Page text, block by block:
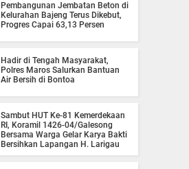
Pembangunan Jembatan Beton di
Kelurahan Bajeng Terus Dikebut,
Progres Capai 63,13 Persen
Hadir di Tengah Masyarakat,
Polres Maros Salurkan Bantuan
Air Bersih di Bontoa
Sambut HUT Ke-81 Kemerdekaan
RI, Koramil 1426-04/Galesong
Bersama Warga Gelar Karya Bakti
Bersihkan Lapangan H. Larigau